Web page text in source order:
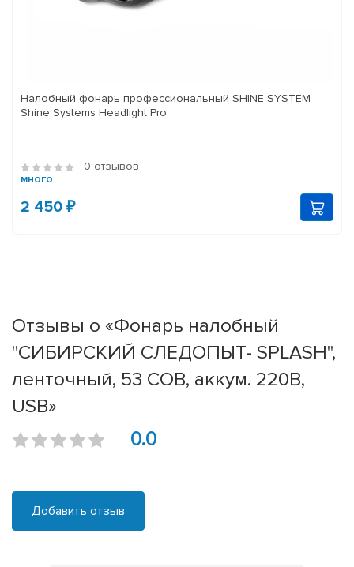
Налобный фонарь профессиональный SHINE SYSTEM
Shine Systems Headlight Pro
0 отзывов
много
2 450 ₽
Отзывы о «Фонарь налобный
"СИБИРСКИЙ СЛЕДОПЫТ- SPLASH",
ленточный, 53 СОВ, аккум. 220В,
USB»
0.0
Добавить отзыв